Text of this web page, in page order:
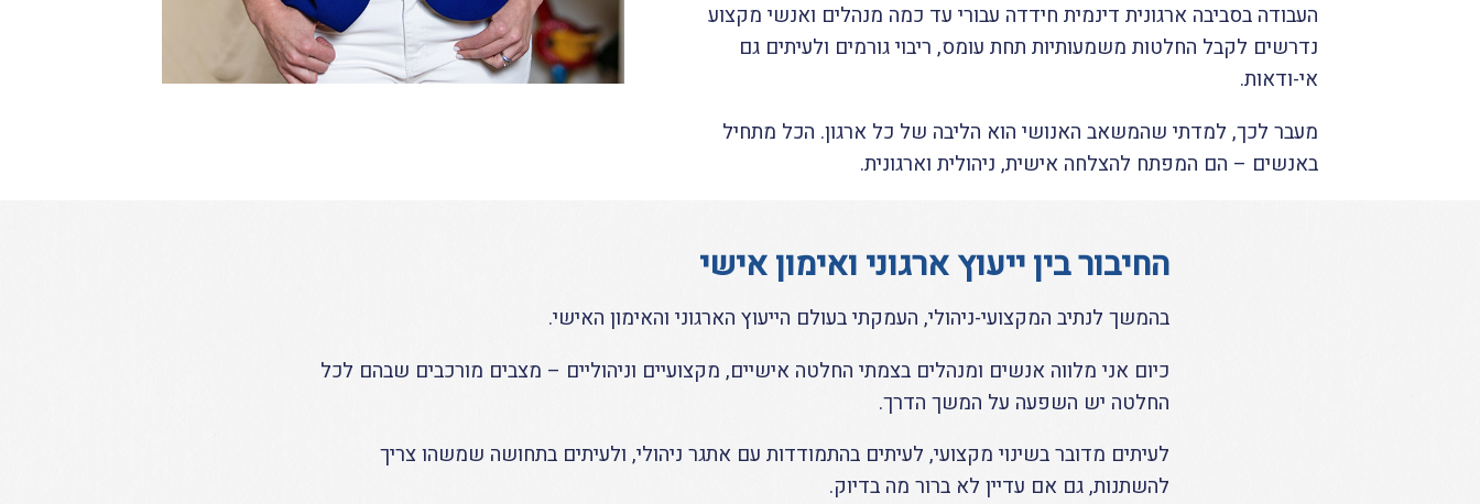
העבודה בסביבה ארגונית דינמית חידדה עבורי עד כמה מנהלים ואנשי מקצוע
נדרשים לקבל החלטות משמעותיות תחת עומס, ריבוי גורמים ולעיתים גם
אי-ודאות.
מעבר לכך, למדתי שהמשאב האנושי הוא הליבה של כל ארגון. הכל מתחיל
באנשים – הם המפתח להצלחה אישית, ניהולית וארגונית.
החיבור בין ייעוץ ארגוני ואימון אישי
בהמשך לנתיב המקצועי-ניהולי, העמקתי בעולם הייעוץ הארגוני והאימון האישי.
כיום אני מלווה אנשים ומנהלים בצמתי החלטה אישיים, מקצועיים וניהוליים – מצבים מורכבים שבהם לכל
החלטה יש השפעה על המשך הדרך.
לעיתים מדובר בשינוי מקצועי, לעיתים בהתמודדות עם אתגר ניהולי, ולעיתים בתחושה שמשהו צריך
להשתנות, גם אם עדיין לא ברור מה בדיוק.